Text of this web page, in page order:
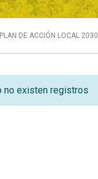
PLAN DE ACCIÓN LOCAL 2030
no existen registros